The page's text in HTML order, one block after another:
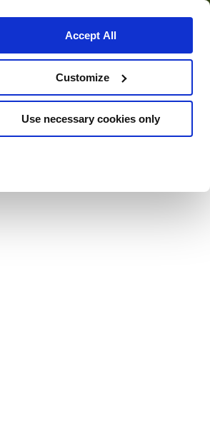
Accept All
Customize
Use necessary cookies only